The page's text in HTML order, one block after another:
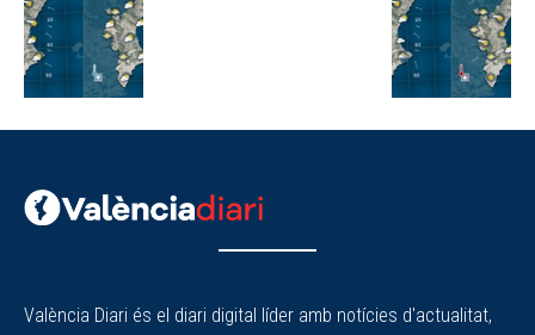
València Diari és el diari digital líder amb notícies d'actualitat,